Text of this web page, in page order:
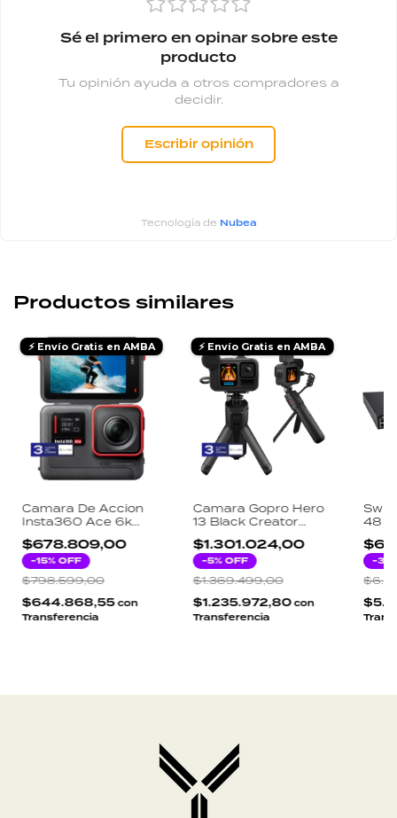
Sé el primero en opinar sobre este
producto
Tu opinión ayuda a otros compradores a
decidir.
Escribir opinión
Tecnología de Nubea
Productos similares
⚡ Envío Gratis en AMBA
Camara De Accion
Insta360 Ace 6k
48mp Con Detalles
$678.809,00
-15% OFF
$798.599,00
$644.868,55con
Transferencia
⚡ Envío Gratis en AMBA
Camara Gopro Hero
13 Black Creator
Edition 5.3k Outlet
$1.301.024,00
-5% OFF
$1.369.499,00
$1.235.972,80con
Transferencia
48
-
-3